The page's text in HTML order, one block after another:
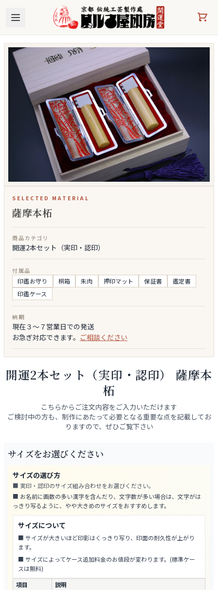
SELECTED MATERIAL
薩摩本柘
商品カテゴリ
開運2本セット（実印・認印）
付属品
印鑑お守り 桐箱 朱肉 押印マット 保証書
鑑定書
印鑑ケース
納期
現在３～７営業日での発送
お急ぎ対応できます。 ご相談ください
開運2本セット（実印・認印） 薩摩本
柘
こちらからご注文内容をご入力いただけます
ご検討中の方も、制作にあたって必要となる重要な点を記載してお
りますので、ぜひご覧下さい
サイズをお選びください
サイズの選び方
■ 実印・認印のサイズ組み合わせをお選びください。
■ お名前に画数の多い漢字を含んだり、文字数が多い場合は、文字がは
っきり写るように、やや大きめのサイズをおすすめします。
サイズについて
■ サイズが大きいほど印影はくっきり写り、印面の耐久性が上がり
ます。
■ サイズによってケース追加料金のお値段が変わります。(標準ケー
スは無料)
項目
説明